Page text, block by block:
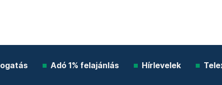
Adó 1% felajánlás Hírlevelek